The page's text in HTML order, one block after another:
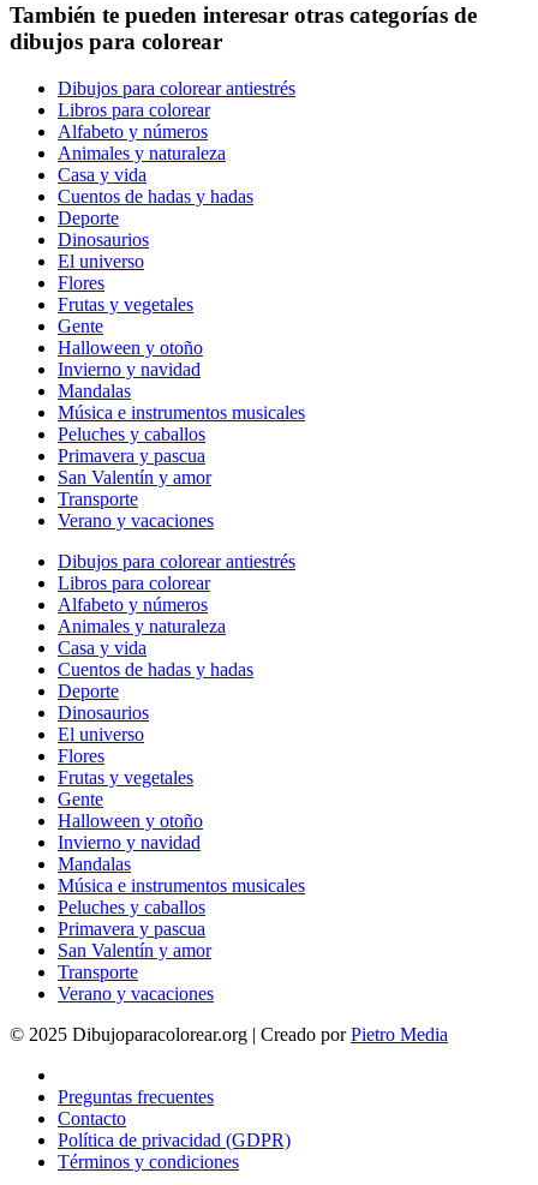
También te pueden interesar otras categorías de
dibujos para colorear
Dibujos para colorear antiestrés
Libros para colorear
Alfabeto y números
Animales y naturaleza
Casa y vida
Cuentos de hadas y hadas
Deporte
Dinosaurios
El universo
Flores
Frutas y vegetales
Gente
Halloween y otoño
Invierno y navidad
Mandalas
Música e instrumentos musicales
Peluches y caballos
Primavera y pascua
San Valentín y amor
Transporte
Verano y vacaciones
Dibujos para colorear antiestrés
Libros para colorear
Alfabeto y números
Animales y naturaleza
Casa y vida
Cuentos de hadas y hadas
Deporte
Dinosaurios
El universo
Flores
Frutas y vegetales
Gente
Halloween y otoño
Invierno y navidad
Mandalas
Música e instrumentos musicales
Peluches y caballos
Primavera y pascua
San Valentín y amor
Transporte
Verano y vacaciones
© 2025 Dibujoparacolorear.org | Creado porPietro Media
Preguntas frecuentes
Contacto
Política de privacidad (GDPR)
Términos y condiciones